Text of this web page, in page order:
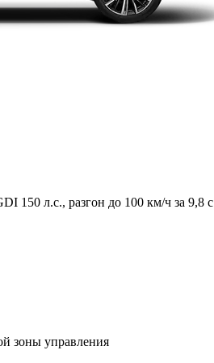
150 л.с., разгон до 100 км/ч за 9,8 с
зоны управления